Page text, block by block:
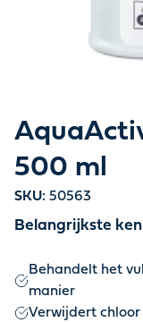
500 ml
SKU: 50563
Belangrijkste
Behandelt het
manier
Verwijdert